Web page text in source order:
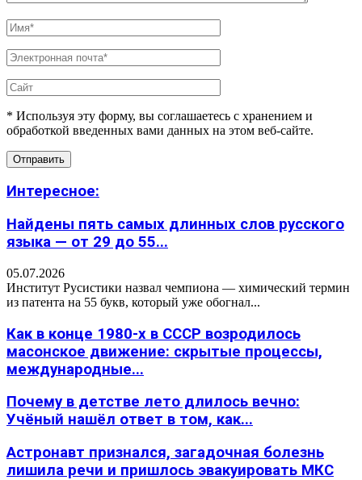
* Используя эту форму, вы соглашаетесь с хранением и
обработкой введенных вами данных на этом веб-сайте.
Интересное:
Найдены пять самых длинных слов русского
языка — от 29 до 55...
05.07.2026
Институт Русистики назвал чемпиона — химический термин
из патента на 55 букв, который уже обогнал...
Как в конце 1980-х в СССР возродилось
масонское движение: скрытые процессы,
международные...
Почему в детстве лето длилось вечно:
Учёный нашёл ответ в том, как...
Астронавт признался, загадочная болезнь
лишила речи и пришлось эвакуировать МКС